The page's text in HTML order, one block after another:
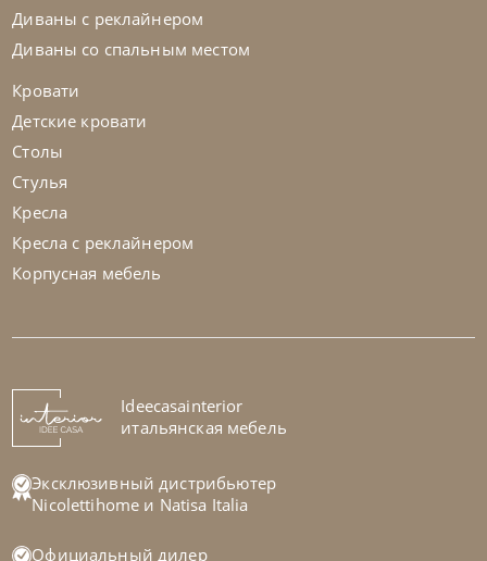
Диван Megan
На заказ 45-90 дн
Диваны с реклайнером
Диваны со спальным местом
Кровати
Детские кровати
Столы
Стулья
Кресла
Кресла с реклайнером
Корпусная мебель
Ideecasainterior
итальянская мебель
Эксклюзивный дистрибьютер
Nicolettihome и Natisa Italia
Официальный дилер